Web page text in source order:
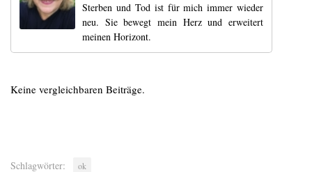
Sterben und Tod ist für mich immer wieder
neu. Sie bewegt mein Herz und erweitert
meinen Horizont.
Keine vergleichbaren Beiträge.
Schlagwörter: ok